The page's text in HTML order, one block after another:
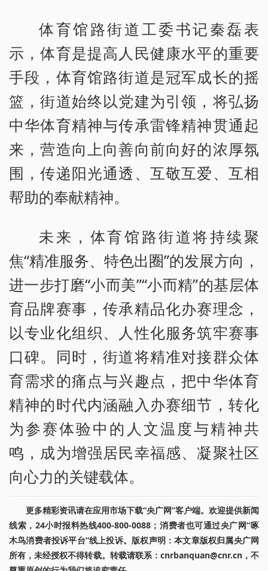
体育馆路街道工委书记秦磊表
示，体育是提高人民健康水平的重要
手段，体育馆路街道是冠军成长的摇
篮，街道始终以党建为引领，将弘扬
中华体育精神与传承雷锋精神贯通起
来，营造向上向善向前向好的浓厚氛
围，传递阳光通透、互敬互爱、互相
帮助的奉献精神。
未来，体育馆路街道将持续聚
焦“精准服务、特色出圈”的发展方向，
进一步打磨“小而美”“小而精”的基层体
育品牌赛事，传承精品化办赛理念，
以专业化组织、人性化服务筑牢赛事
口碑。同时，街道将精准对接群众体
育需求的痛点与兴趣点，把中华体育
精神的时代内涵融入办赛细节，转化
为参赛体验中的人文温度与精神共
鸣，成为增强居民幸福感、凝聚社区
向心力的关键载体。
更多精彩资讯请在应用市场下载“央广网”客户端。欢迎提供新闻
线索，24小时报料热线400-800-0088；消费者也可通过央广网“啄
木鸟消费者投诉平台”线上投诉。版权声明：本文章版权归属央广网
所有，未经授权不得转载。转载请联系：cnrbanquan@cnr.cn，不